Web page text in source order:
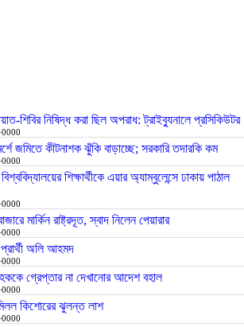
শিবির নিষিদ্ধ করা ছিল অপরাধ: ট্রাইব্যুনালে প্রসিকিউটর
জমিতে কীটনাশক ঝুঁকি বাড়াচ্ছে; সরকারি তদারকি কম
শিক্ষার্থীকে এয়ার অ্যাম্বুলেন্সে ঢাকায় পাঠাল
মার্কিন রাষ্ট্রদূত, স্বাদ নিলেন পেয়ারার
অলি আহমদ
হককে গ্রেপ্তার না দেখানোর আদেশ বহাল
কিশোরের ঝুলন্ত লাশ